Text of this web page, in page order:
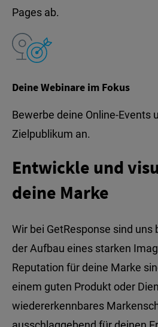
Pages ab.
Deine Webinare im Fokus
Bewerbe deine Online-Events
Zielpublikum an.
Entwickle und
deine Marke
Wir bei GetResponse sind
der Aufbau eines starken
Reputation für deine Marke
einem guten Produkt oder
wiedererkennbares